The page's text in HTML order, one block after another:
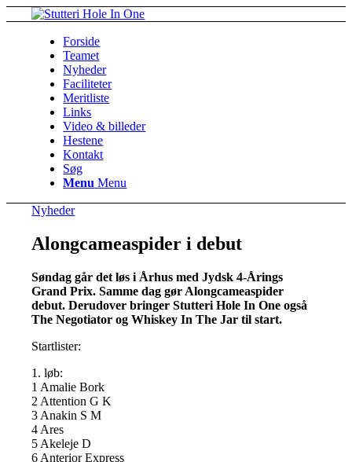
Forside
Teamet
Nyheder
Faciliteter
Meritliste
Links
Video & billeder
Hestene
Kontakt
Søg
Menu Menu
Nyheder
Alongcameaspider i debut
Søndag går det løs i Århus med Jydsk 4-Årings
Grand Prix. Samme dag gør Alongcameaspider
debut. Derudover bringer Stutteri Hole In One også
The Negotiator og Whiskey In The Jar til start.
Startlister:
1. løb:
1 Amalie Bork
2 Attention G K
3 Anakin S M
4 Ares
5 Akeleje D
6 Anterior Express